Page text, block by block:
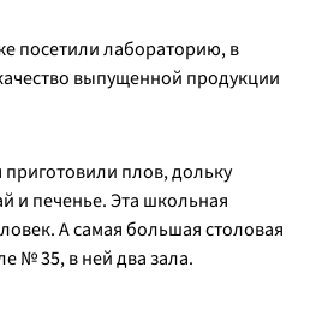
посетили лабораторию, в
выпущенной продукции
плов, дольку
и печенье. Эта школьная
А самая большая столовая
№ 35, в ней два зала.